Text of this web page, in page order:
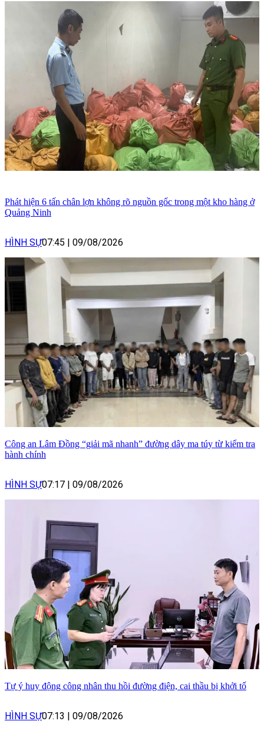
Phát hiện 6 tấn chân lợn không rõ nguồn gốc trong một kho hàng ở
Quảng Ninh
HÌNH SỰ07:45 09/08/2026
Công an Lâm Đồng “giải mã nhanh” đường dây ma túy từ kiểm tra
hành chính
HÌNH SỰ07:17 09/08/2026
Tự ý huy động công nhân thu hồi đường điện, cai thầu bị khởi tố
HÌNH SỰ07:13 09/08/2026